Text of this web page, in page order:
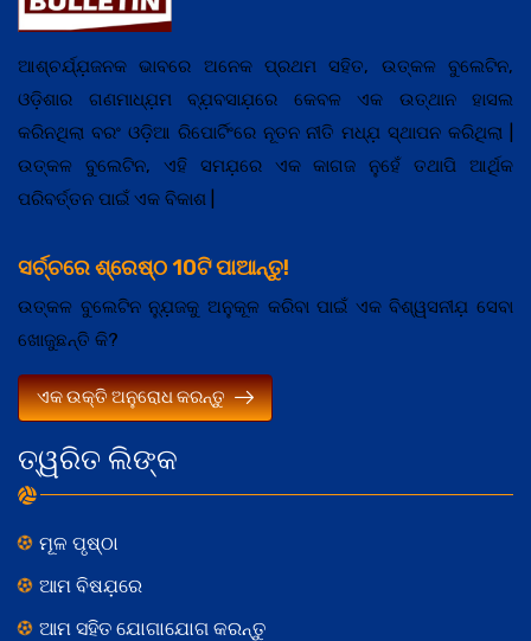
ତ୍ୱରିତ ଲିଙ୍କ
ମୂଳ ପୃଷ୍ଠା
ଆମ ବିଷଯ଼ରେ
ଆମ ସହିତ ଯୋଗାଯୋଗ କରନ୍ତୁ
ଆଶ୍ଚର୍ଯ୍ଯ଼ଜନକ ଭାବରେ ଅନେକ ପ୍ରଥମ ସହିତ, ଉତ୍କଳ ବୁଲେଟିନ,
ଓଡ଼ିଶାର ଗଣମାଧ୍ଯ଼ମ ବ୍ଯ଼ବସାଯ଼ରେ କେବଳ ଏକ ଉତ୍ଥାନ ହାସଲ
କରିନଥିଲା ବରଂ ଓଡ଼ିଆ ରିପୋର୍ଟିଂରେ ନୂତନ ନୀତି ମଧ୍ଯ଼ ସ୍ଥାପନ କରିଥିଲା |
ଉତ୍କଳ ବୁଲେଟିନ, ଏହି ସମଯ଼ରେ ଏକ କାଗଜ ନୁହେଁ ତଥାପି ଆର୍ଥିକ
ପରିବର୍ତ୍ତନ ପାଇଁ ଏକ ବିକାଶ |
ସର୍ଚ୍ଚରେ ଶ୍ରେଷ୍ଠ 10ଟି ପାଆନ୍ତୁ!
ଉତ୍କଳ ବୁଲେଟିନ ନ୍ଯ଼ୁଜକୁ ଅନୁକୂଳ କରିବା ପାଇଁ ଏକ ବିଶ୍ୱସନୀଯ଼ ସେବା
ଖୋଜୁଛନ୍ତି କି?
ଏକ ଉକ୍ତି ଅନୁରୋଧ କରନ୍ତୁ